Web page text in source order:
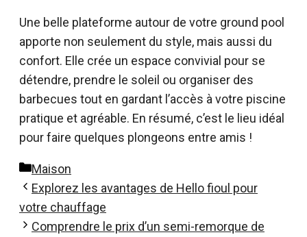
Une belle plateforme autour de votre ground pool
apporte non seulement du style, mais aussi du
confort. Elle crée un espace convivial pour se
détendre, prendre le soleil ou organiser des
barbecues tout en gardant l’accès à votre piscine
pratique et agréable. En résumé, c’est le lieu idéal
pour faire quelques plongeons entre amis !
Catégories
Maison
Explorez les avantages de Hello fioul pour
votre chauffage
Comprendre le prix d’un semi-remorque de